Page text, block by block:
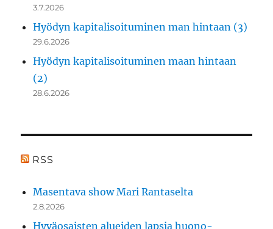
3.7.2026
Hyödyn kapitalisoituminen man hintaan (3)
29.6.2026
Hyödyn kapitalisoituminen maan hintaan
(2)
28.6.2026
RSS
Masentava show Mari Rantaselta
2.8.2026
Hyväosaisten alueiden lapsia huono-